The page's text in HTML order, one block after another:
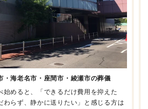
・海老名市・座間市・綾瀬市の葬儀
始めると、「できるだけ費用を抑えた
わらず、静かに送りたい」と感じる方は